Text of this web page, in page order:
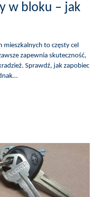
w bloku – jak
to częsty cel
zapewnia skuteczność,
Sprawdź, jak zapobiec